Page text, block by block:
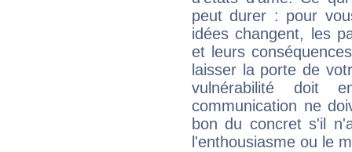
peut durer : pour
idées changent, les
et leurs
laisser la porte de
vulnérabilité doit
communication ne
bon du concret s'il
l'enthousiasme ou le